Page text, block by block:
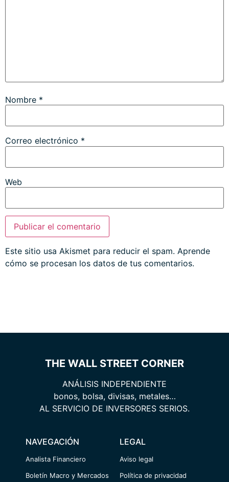
Nombre *
Correo electrónico *
Web
Este sitio usa Akismet para reducir el spam. Aprende
cómo se procesan los datos de tus comentarios.
THE WALL STREET CORNER
ANÁLISIS INDEPENDIENTE
bonos, bolsa, divisas, metales…
AL SERVICIO DE INVERSORES SERIOS.
NAVEGACIÓN
Analista Financiero
Boletín Macro y Mercados
LEGAL
Aviso legal
Política de privacidad